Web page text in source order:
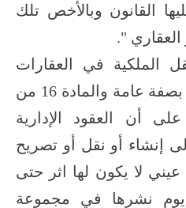
القانون وبالأخص تلك
".
الملكية في العقارات
والحقوق العينية الأخرى بصفة عامة والمادة 16 من
75\74تنص على أن العقود الإدارية
إنشاء أو نقل أو تصريح
لا يكون لها اثر حتى
يوم نشرها في مجموعة